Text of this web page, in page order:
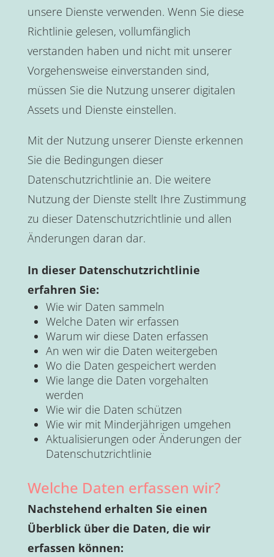
unsere Dienste verwenden. Wenn Sie diese
Richtlinie gelesen, vollumfänglich
verstanden haben und nicht mit unserer
Vorgehensweise einverstanden sind,
müssen Sie die Nutzung unserer digitalen
Assets und Dienste einstellen.
Mit der Nutzung unserer Dienste erkennen
Sie die Bedingungen dieser
Datenschutzrichtlinie an. Die weitere
Nutzung der Dienste stellt Ihre Zustimmung
zu dieser Datenschutzrichtlinie und allen
Änderungen daran dar.
In dieser Datenschutzrichtlinie
erfahren Sie:
Wie wir Daten sammeln
Welche Daten wir erfassen
Warum wir diese Daten erfassen
An wen wir die Daten weitergeben
Wo die Daten gespeichert werden
Wie lange die Daten vorgehalten
werden
Wie wir die Daten schützen
Wie wir mit Minderjährigen umgehen
Aktualisierungen oder Änderungen der
Datenschutzrichtlinie
Welche Daten erfassen wir?
Nachstehend erhalten Sie einen
Überblick über die Daten, die wir
erfassen können: